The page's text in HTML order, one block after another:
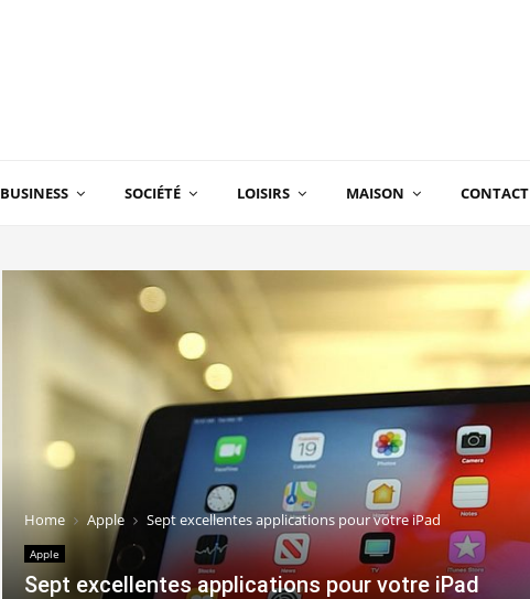
BUSINESS SOCIÉTÉ LOISIRS MAISON CONTACT
Home Apple Sept excellentes applications pour votre iPad
Apple
Sept excellentes applications pour votre iPad